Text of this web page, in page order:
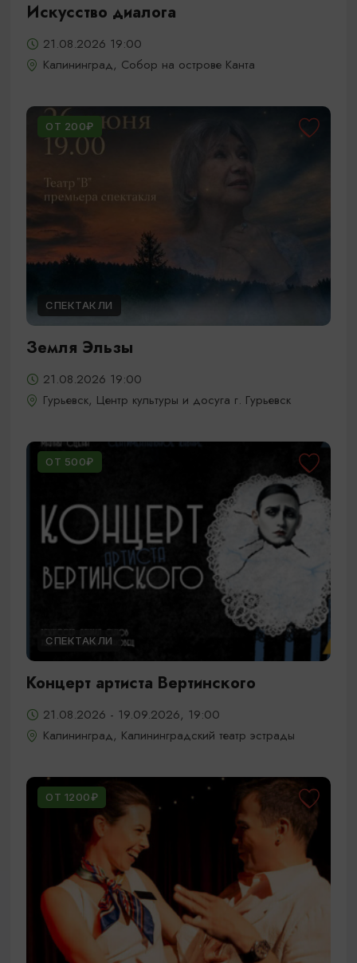
Искусство диалога
21.08.2026 19:00
Калининград, Собор на острове Канта
ОТ 200₽
СПЕКТАКЛИ
Земля Эльзы
21.08.2026 19:00
Гурьевск, Центр культуры и досуга г. Гурьевск
ОТ 500₽
СПЕКТАКЛИ
Концерт артиста Вертинского
21.08.2026 - 19.09.2026, 19:00
Калининград, Калининградский театр эстрады
ОТ 1200₽